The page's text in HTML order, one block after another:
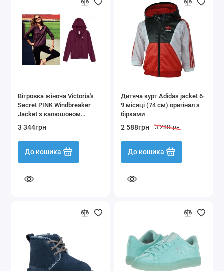
Вітровка жіноча Victoria's
Secret PINK Windbreaker
Jacket з капюшоном
3 344грн
До кошика
Дитяча курт Adidas jacket 6-
9 місяці (74 см) оригінал з
бірками
2 588грн 3 288грн
До кошика